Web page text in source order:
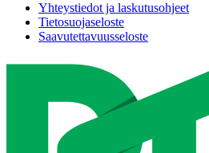
Yhteystiedot ja laskutusohjeet
Tietosuojaseloste
Saavutettavuusseloste